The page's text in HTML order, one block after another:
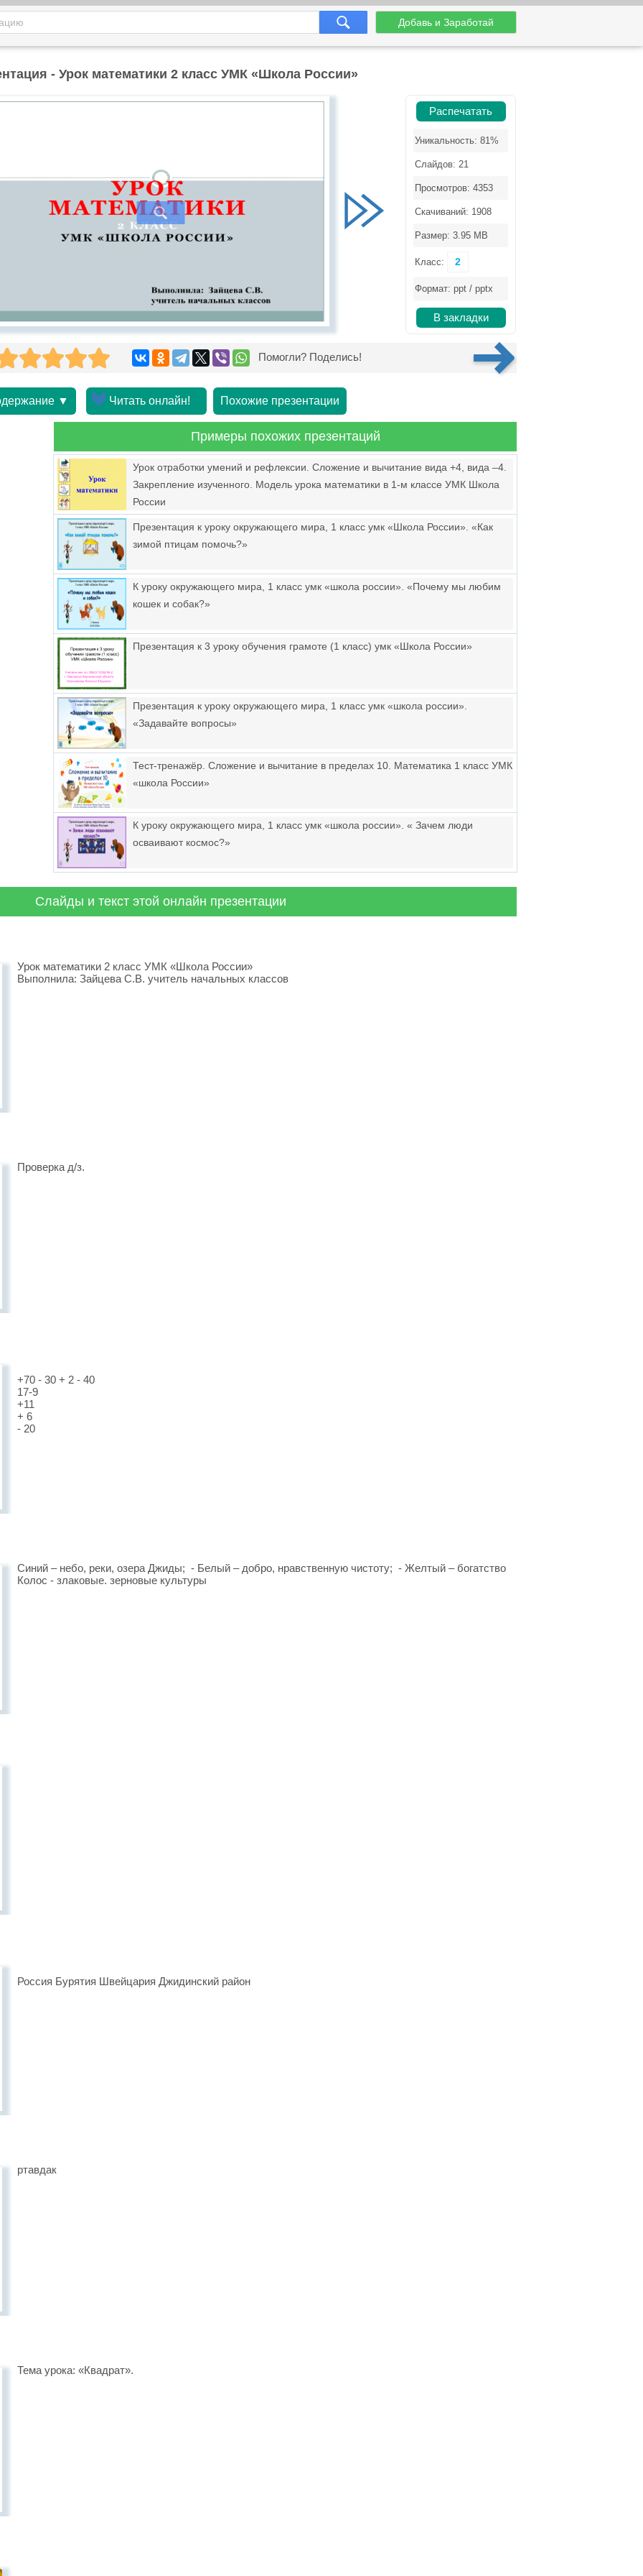
Добавь и Заработай
- Урок математики 2 класс УМК «Школа России»
Распечатать
Уникальность: 81%
Слайдов: 21
Просмотров: 4353
Скачиваний: 1908
Размер: 3.95 MB
Класс: 2
Формат: ppt / pptx
В закладки
Помогли? Поделись!
▼ Читать онлайн! Похожие презентации
Примеры похожих презентаций
Урок отработки умений и рефлексии. Сложение и вычитание вида +4, вида –4.
Закрепление изученного. Модель урока математики в 1-м классе УМК Школа
России
Презентация к уроку окружающего мира, 1 класс умк «Школа России». «Как
зимой птицам помочь?»
К уроку окружающего мира, 1 класс умк «школа россии». «Почему мы любим
кошек и собак?»
Презентация к 3 уроку обучения грамоте (1 класс) умк «Школа России»
Презентация к уроку окружающего мира, 1 класс умк «школа россии».
«Задавайте вопросы»
Тест-тренажёр. Сложение и вычитание в пределах 10. Математика 1 класс УМК
«школа России»
К уроку окружающего мира, 1 класс умк «школа россии». « Зачем люди
осваивают космос?»
Слайды и текст этой онлайн презентации
Урок математики 2 класс УМК «Школа России»
Выполнила: Зайцева С.В. учитель начальных классов
Проверка д/з.
+70 - 30 + 2 - 40
17-9
+11
+ 6
- 20
Синий – небо, реки, озера Джиды; - Белый – добро, нравственную чистоту; - Желтый – богатство
Колос - злаковые. зерновые культуры
Россия Бурятия Швейцария Джидинский район
ртавдак
Тема урока: «Квадрат».